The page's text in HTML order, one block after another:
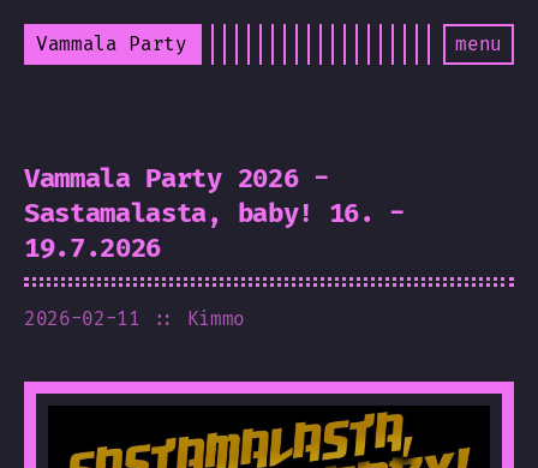
Vammala Party menu
Vammala Party 2026 -
Sastamalasta, baby! 16. -
19.7.2026
2026-02-11 :: Kimmo